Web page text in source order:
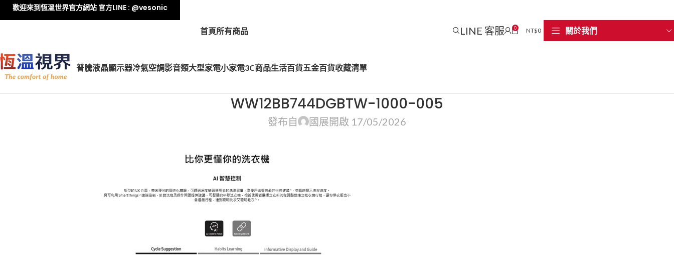
首頁所有商品 LINE 客服 0 NT$0 關於我們
普騰液晶顯示器冷氣空調影音類大型家電小家電3C商品生活百貨五金百貨收藏清單
WW12BB744DGBTW-1000-005
發布自 國展開啟 17/05/2026
歡迎來到恆溫世界官方網站 官方LINE : @vesonic